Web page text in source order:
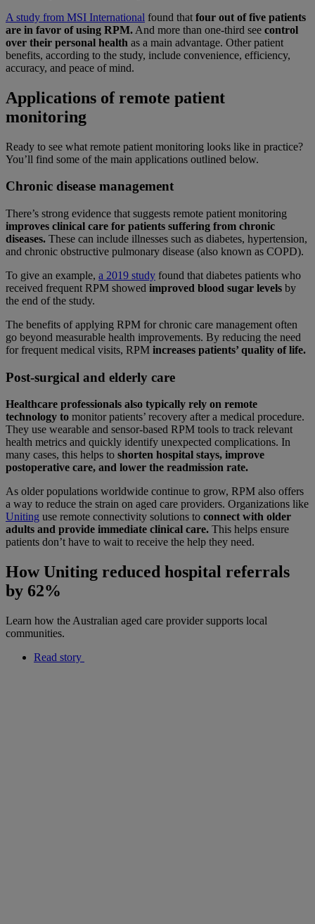
A study from MSI International found that four out of five patients
are in favor of using RPM. And more than one-third see control
over their personal health as a main advantage. Other patient
benefits, according to the study, include convenience, efficiency,
accuracy, and peace of mind.
Applications of remote patient
monitoring
Ready to see what remote patient monitoring looks like in practice?
You’ll find some of the main applications outlined below.
Chronic disease management
There’s strong evidence that suggests remote patient monitoring
improves clinical care for patients suffering from chronic
diseases. These can include illnesses such as diabetes, hypertension,
and chronic obstructive pulmonary disease (also known as COPD).
To give an example, a 2019 study found that diabetes patients who
received frequent RPM showed improved blood sugar levels by
the end of the study.
The benefits of applying RPM for chronic care management often
go beyond measurable health improvements. By reducing the need
for frequent medical visits, RPM increases patients’ quality of life.
Post-surgical and elderly care
Healthcare professionals also typically rely on remote
technology to monitor patients’ recovery after a medical procedure.
They use wearable and sensor-based RPM tools to track relevant
health metrics and quickly identify unexpected complications. In
many cases, this helps to shorten hospital stays, improve
postoperative care, and lower the readmission rate.
As older populations worldwide continue to grow, RPM also offers
a way to reduce the strain on aged care providers. Organizations like
Uniting use remote connectivity solutions to connect with older
adults and provide immediate clinical care. This helps ensure
patients don’t have to wait to receive the help they need.
How Uniting reduced hospital referrals
by 62%
Learn how the Australian aged care provider supports local
communities.
Read story